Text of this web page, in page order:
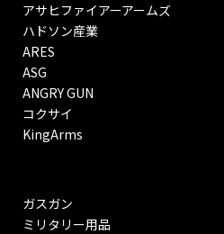
アサヒファイアーアームズ
ハドソン産業
ARES
ASG
ANGRY GUN
コクサイ
KingArms
ガスガン
ミリタリー用品